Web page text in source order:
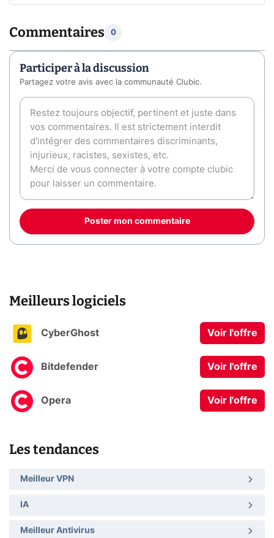
Commentaires 0
Participer à la discussion
Partagez votre avis avec la communauté Clubic.
Poster mon commentaire
Meilleurs logiciels
CyberGhost Voir l'offre
Bitdefender Voir l'offre
Opera Voir l'offre
Les tendances
Meilleur VPN
IA
Meilleur Antivirus